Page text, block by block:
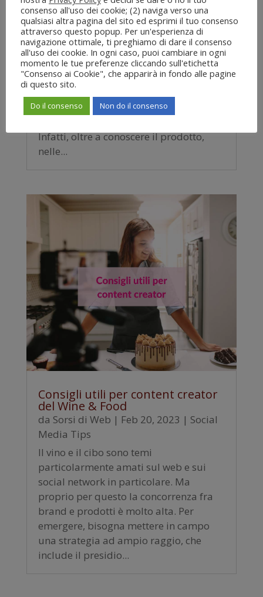
daSorsi di Web|Mar 23, 2023|
Approfondimenti
Come in generale accade per quasi ogni
settore del commercio, oggi anche la
comunicazione commerciale del vino si
digitale. Ciò ha aggiunto complessità ai
Infatti, oltre a conoscere il prodotto,
nelle...
Consigli utili per content creator
del Wine & Food
da Sorsi di Web | Feb 20, 2023 | Social
Media Tips
Il vino e il cibo sono temi
particolarmente amati sul web e sui
social network in particolare. Ma
proprio per questo la concorrenza fra
brand e prodotti è molto alta. Per
emergere, bisogna mettere in campo
una strategia ad ampio raggio, che
include il presidio...
consenso all'uso dei cookie; (2) naviga verso una
qualsiasi altra pagina del sito ed esprimi il tuo consenso
attraverso questo popup. Per un'esperienza di
navigazione ottimale, ti preghiamo di dare il consenso
all'uso dei cookie. In ogni caso, puoi cambiare in ogni
momento le tue preferenze cliccando sull'etichetta
"Consenso ai Cookie", che apparirà in fondo alle pagine
di questo sito.
Do il consenso Non do il consenso